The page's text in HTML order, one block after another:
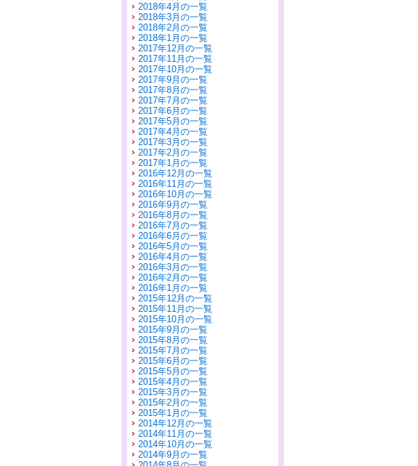
2018年4月の一覧
2018年3月の一覧
2018年2月の一覧
2018年1月の一覧
2017年12月の一覧
2017年11月の一覧
2017年10月の一覧
2017年9月の一覧
2017年8月の一覧
2017年7月の一覧
2017年6月の一覧
2017年5月の一覧
2017年4月の一覧
2017年3月の一覧
2017年2月の一覧
2017年1月の一覧
2016年12月の一覧
2016年11月の一覧
2016年10月の一覧
2016年9月の一覧
2016年8月の一覧
2016年7月の一覧
2016年6月の一覧
2016年5月の一覧
2016年4月の一覧
2016年3月の一覧
2016年2月の一覧
2016年1月の一覧
2015年12月の一覧
2015年11月の一覧
2015年10月の一覧
2015年9月の一覧
2015年8月の一覧
2015年7月の一覧
2015年6月の一覧
2015年5月の一覧
2015年4月の一覧
2015年3月の一覧
2015年2月の一覧
2015年1月の一覧
2014年12月の一覧
2014年11月の一覧
2014年10月の一覧
2014年9月の一覧